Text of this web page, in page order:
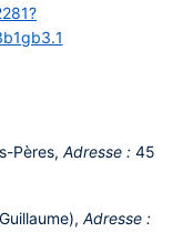
Pères, Adresse : 45
Adresse :